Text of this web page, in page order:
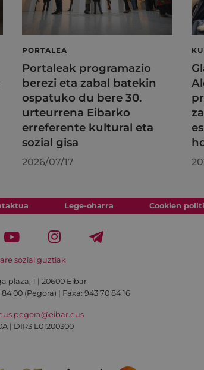
PORTALEA
Portaleak programazio
berezi eta zabal batekin
ospatuko du bere 30.
urteurrena Eibarko
erreferente kultural eta
sozial gisa
2026/07/17
Lege-oharra Cookien
sozial guztiak
plaza, 1 | 20600 Eibar
00 (Pegora) | Faxa: 943 70 84 16
pegora@eibar.eus
| DIR3 L01200300